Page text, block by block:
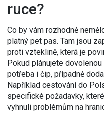
ruce?
Co by vám rozhodně
platný pet pas. Tam jsou
proti vzteklině, která je
Pokud plánujete
potřeba i čip, případně
Například cestování do
specifické požadavky,
vyhnuli problémům na